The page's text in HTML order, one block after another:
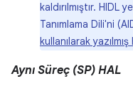
kaldırılmıştır.
Tanımlama Dili'ni
kullanılarak
Aynı Süreç (SP) HAL